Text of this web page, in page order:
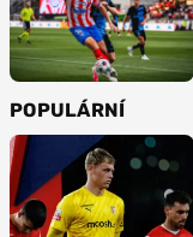
POPULÁRNÍ